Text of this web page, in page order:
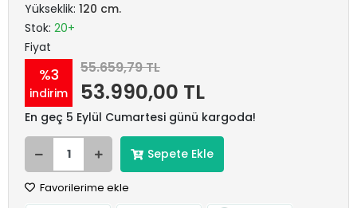
Yükseklik: 120 cm.
Stok: 20+
Fiyat
%3
indirim
55.659,79 TL
53.990,00 TL
En geç 5 Eylül Cumartesi günü kargoda!
Sepete Ekle
Favorilerime ekle